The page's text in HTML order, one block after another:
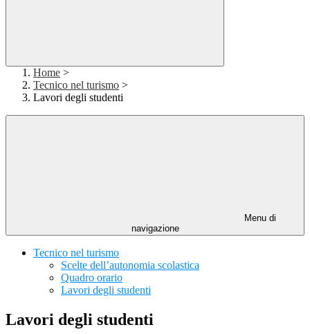
Home >
Tecnico nel turismo >
Lavori degli studenti
Menu di
navigazione
Tecnico nel turismo
Scelte dell’autonomia scolastica
Quadro orario
Lavori degli studenti
Lavori degli studenti